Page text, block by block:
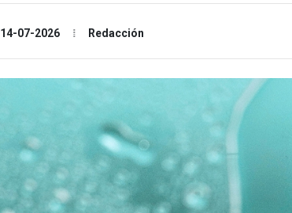
14-07-2026 Redacción